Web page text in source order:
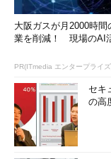
大阪ガスが月2000時間
業を削減！ 現場のAI
PR(ITmedia エンタープライ
セキ
の高